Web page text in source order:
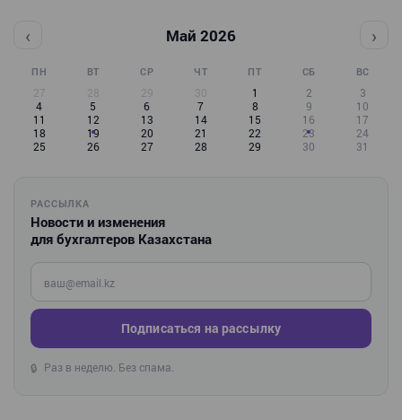
‹ Май 2026 ›
ПН ВТ СР ЧТ ПТ СБ ВС
27 28 29 30 1 2
3
4
5 6 7 8 9
10
11
12 13 14 15 16
17
18
19 20 21 22 23
24
25
26 27 28 29 30 31
РАССЫЛКА
Новости и изменения
для бухгалтеров Казахстана
Введите ваш e-mail
Подписаться на рассылку
🔒 Раз в неделю. Без спама.